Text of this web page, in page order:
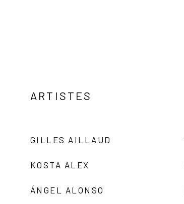
ARTISTES
GILLES AILLAUD
KOSTA ALEX
ÁNGEL ALONSO